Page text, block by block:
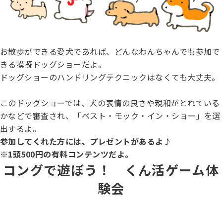
お散歩ができる愛犬であれば、どんなわんちゃんでも参加で
きる摸擬ドッグショーだよ。
ドッグショーのハンドリングテクニックはなくても大丈夫。
このドッグショーでは、犬の表情の良さや親和がとれている
かなどで審査され、「ベスト・モック・イン・ショー」を選
出するよ。
参加してくれた方には、プレゼントがあるよ♪
※1頭500円の有料コンテンツだよ。
コングで遊ぼう！ くん活ゲーム体
験会